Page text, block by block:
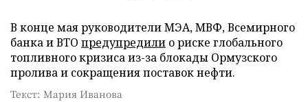
В конце мая руководители МЭА, МВФ, Всемирного
банка и ВТО предупредили о риске глобального
топливного кризиса из-за блокады Ормузского
пролива и сокращения поставок нефти.
Текст: Мария Иванова